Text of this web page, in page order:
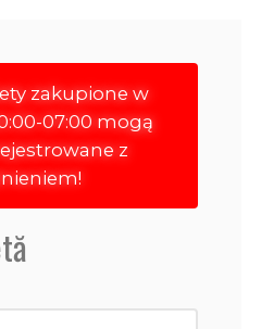
zakupione w
07:00 mogą
z